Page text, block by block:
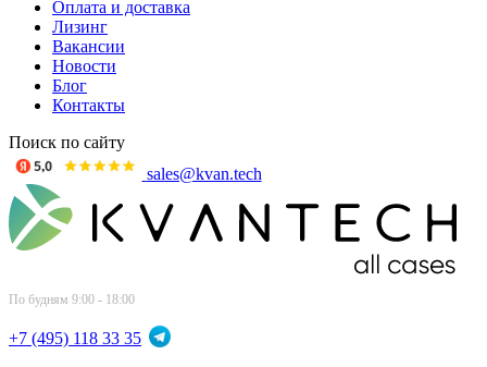
Оплата и доставка
Лизинг
Вакансии
Новости
Блог
Контакты
Поиск по сайту
sales@kvan.tech
По будням 9:00 - 18:00
+7 (495) 118 33 35